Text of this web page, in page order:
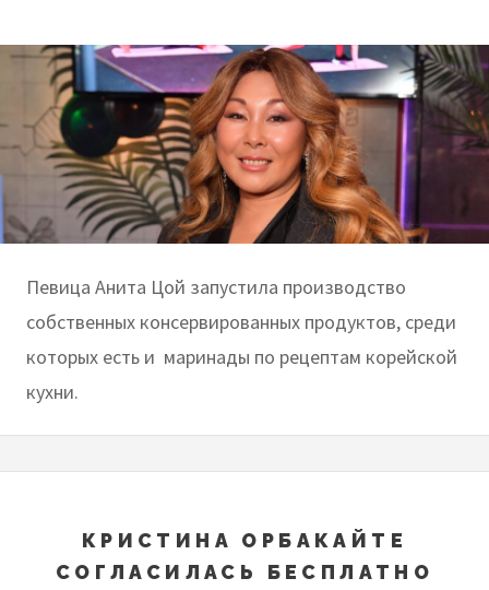
Певица Анита Цой запустила производство
собственных консервированных продуктов, среди
которых есть и маринады по рецептам корейской
кухни.
КРИСТИНА ОРБАКАЙТЕ
СОГЛАСИЛАСЬ БЕСПЛАТНО